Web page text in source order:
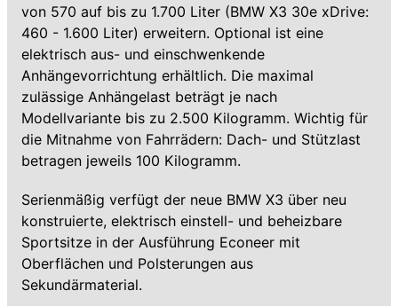
von 570 auf bis zu 1.700 Liter (BMW X3 30e xDrive:
460 - 1.600 Liter) erweitern. Optional ist eine
elektrisch aus- und einschwenkende
Anhängevorrichtung erhältlich. Die maximal
zulässige Anhängelast beträgt je nach
Modellvariante bis zu 2.500 Kilogramm. Wichtig für
die Mitnahme von Fahrrädern: Dach- und Stützlast
betragen jeweils 100 Kilogramm.
Serienmäßig verfügt der neue BMW X3 über neu
konstruierte, elektrisch einstell- und beheizbare
Sportsitze in der Ausführung Econeer mit
Oberflächen und Polsterungen aus
Sekundärmaterial.